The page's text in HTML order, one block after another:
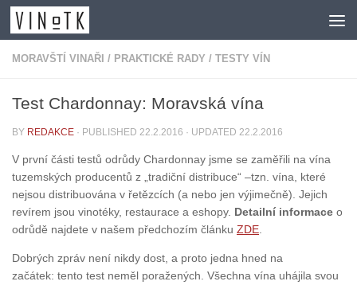
Skip to content
MORAVŠTÍ VINAŘI / PRAKTICKÉ RADY / TESTY VÍN
Test Chardonnay: Moravská vína
BY REDAKCE · PUBLISHED 22.2.2016 · UPDATED 22.2.2016
V první části testů odrůdy Chardonnay jsme se zaměřili na vína
tuzemských producentů z „tradiční distribuce“ –tzn. vína, které
nejsou distribuována v řetězcích (a nebo jen výjimečně). Jejich
revírem jsou vinotéky, restaurace a eshopy. Detailní informace o
odrůdě najdete v našem předchozím článku ZDE.
Dobrých zpráv není nikdy dost, a proto jedna hned na
začátek: tento test neměl poražených. Všechna vína uhájila svou